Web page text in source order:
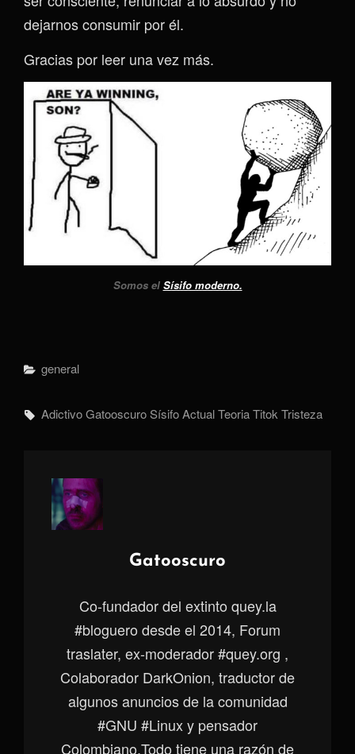
dejarnos consumir por él.
Gracias por leer una vez más.
Somos el Sísifo moderno.
Categorías
General
Etiquetas,
AdictivoGatooscuroSísifo ActualTeoriaTitok Tristeza
Autor:
Gatooscuro
Co-fundador del extinto quey.la
#bloguero desde el 2014, Forum
traslater, ex-moderador #quey.org ,
Colaborador DarkOnion, traductor de
algunos anuncios de la comunidad
#GNU #Linux y pensador
Colombiano.Todo tiene una razón de